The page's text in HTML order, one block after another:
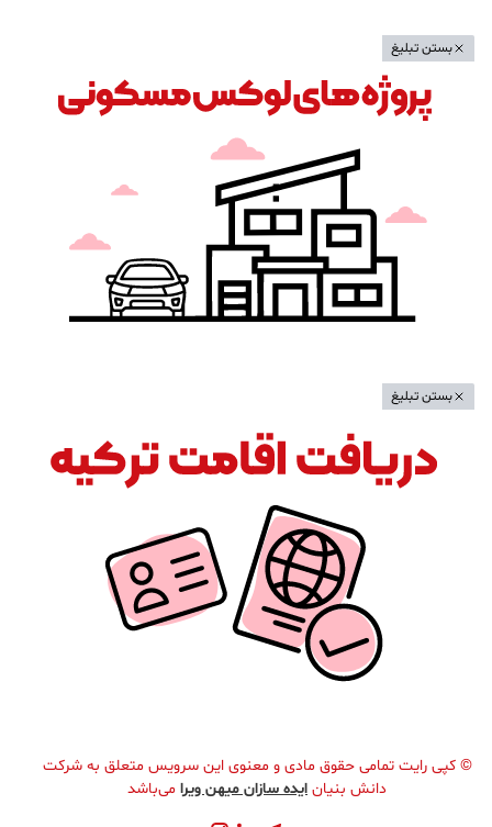
بستن تبلیغ
بستن تبلیغ
© کپی رایت تمامی حقوق مادی و معنوی این سرویس متعلق به شرکت
دانش بنیان ایده سازان میهن ویرا می‌باشد